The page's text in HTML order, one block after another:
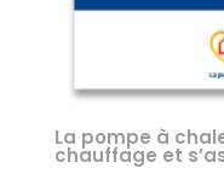
La pompe à
chauffage et